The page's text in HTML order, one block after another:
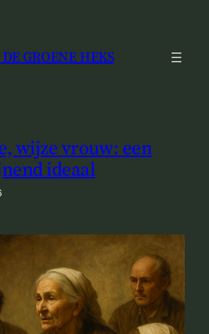
GROENE HEKS
wijze vrouw: een
ideaal